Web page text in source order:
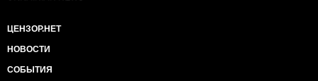
ЦЕНЗОР.НЕТ
НОВОСТИ
СОБЫТИЯ